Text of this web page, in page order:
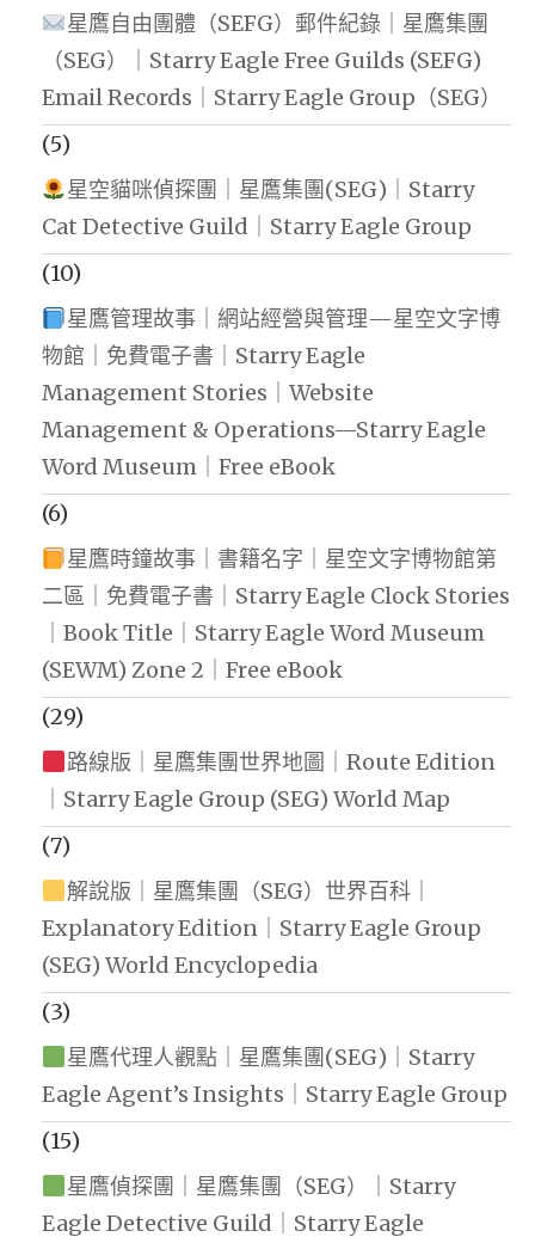
星鷹自由團體（SEFG）郵件紀錄｜星鷹集團
（SEG）｜Starry Eagle Free Guilds (SEFG)
Email Records｜Starry Eagle Group（SEG）
(5)
星空貓咪偵探團｜星鷹集團(SEG)｜Starry
Cat Detective Guild｜Starry Eagle Group
(10)
星鷹管理故事｜網站經營與管理—星空文字博
物館｜免費電子書｜Starry Eagle
Management Stories｜Website
Management & Operations—Starry Eagle
Word Museum｜Free eBook
(6)
星鷹時鐘故事｜書籍名字｜星空文字博物館第
二區｜免費電子書｜Starry Eagle Clock Stories
｜Book Title｜Starry Eagle Word Museum
(SEWM) Zone 2｜Free eBook
(29)
路線版｜星鷹集團世界地圖｜Route Edition
｜Starry Eagle Group (SEG) World Map
(7)
解說版｜星鷹集團（SEG）世界百科｜
Explanatory Edition｜Starry Eagle Group
(SEG) World Encyclopedia
(3)
星鷹代理人觀點｜星鷹集團(SEG)｜Starry
Eagle Agent’s Insights｜Starry Eagle Group
(15)
星鷹偵探團｜星鷹集團（SEG）｜Starry
Eagle Detective Guild｜Starry Eagle